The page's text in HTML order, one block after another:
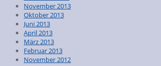
November 2013
Oktober 2013
Juni 2013
April 2013
März 2013
Februar 2013
November 2012